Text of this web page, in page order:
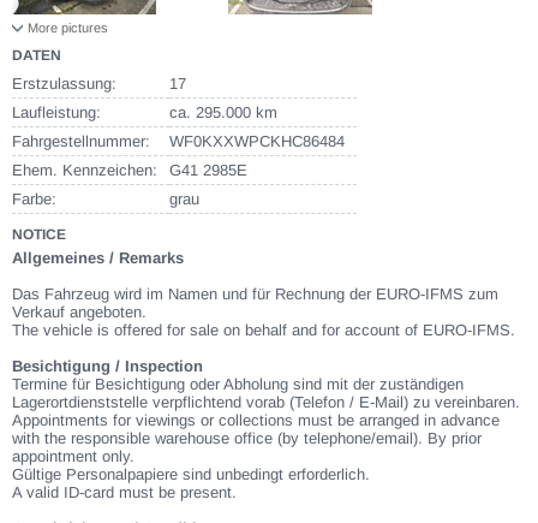
More pictures
DATEN
Erstzulassung:
17
Laufleistung:
ca. 295.000 km
Fahrgestellnummer:
WF0KXXWPCKHC86484
Ehem. Kennzeichen:
G41 2985E
Farbe:
grau
NOTICE
Allgemeines / Remarks
Das Fahrzeug wird im Namen und für Rechnung der EURO-IFMS zum
Verkauf angeboten.
The vehicle is offered for sale on behalf and for account of EURO-IFMS.
Besichtigung / Inspection
Termine für Besichtigung oder Abholung sind mit der zuständigen
Lagerortdienststelle verpflichtend vorab (Telefon / E-Mail) zu vereinbaren.
Appointments for viewings or collections must be arranged in advance
with the responsible warehouse office (by telephone/email). By prior
appointment only.
Gültige Personalpapiere sind unbedingt erforderlich.
A valid ID-card must be present.